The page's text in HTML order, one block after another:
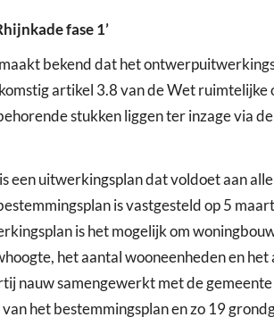
fase 1’
bekend dat het
artikel 3.8 van de Wet
stukken liggen ter inzage via
een uitwerkingsplan dat voldoet aan
is vastgesteld op 5
is het mogelijk om
het aantal wooneenheden en
nauw samengewerkt met de
het bestemmingsplan en zo 19